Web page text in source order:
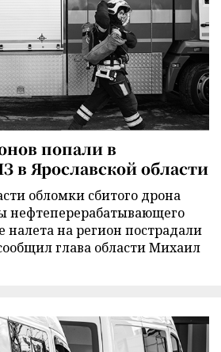
попали в
в Ярославской области
обломки сбитого дрона
нефтеперерабатывающего
налета на регион пострадали
глава области Михаил